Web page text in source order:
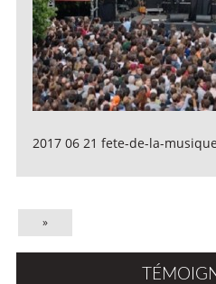
2017 06 21 fete-de-la-
»